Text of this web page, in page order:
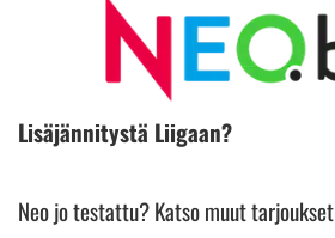
Lisäjännitystä Liigaan?
Neo jo testattu? Katso muut tarjoukset